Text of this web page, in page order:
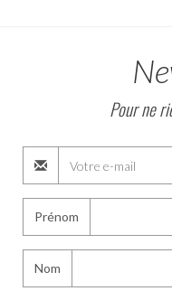
Pour ne
Prénom
Nom